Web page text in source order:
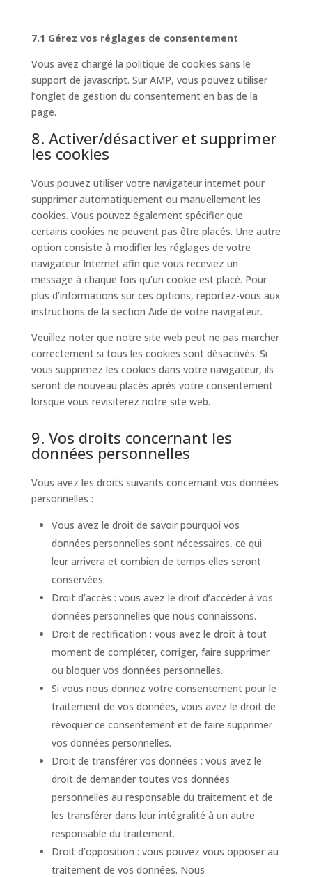
7.1 Gérez vos réglages de consentement
Vous avez chargé la politique de cookies sans le
support de javascript. Sur AMP, vous pouvez utiliser
l’onglet de gestion du consentement en bas de la
page.
8. Activer/désactiver et supprimer
les cookies
Vous pouvez utiliser votre navigateur internet pour
supprimer automatiquement ou manuellement les
cookies. Vous pouvez également spécifier que
certains cookies ne peuvent pas être placés. Une autre
option consiste à modifier les réglages de votre
navigateur Internet afin que vous receviez un
message à chaque fois qu’un cookie est placé. Pour
plus d’informations sur ces options, reportez-vous aux
instructions de la section Aide de votre navigateur.
Veuillez noter que notre site web peut ne pas marcher
correctement si tous les cookies sont désactivés. Si
vous supprimez les cookies dans votre navigateur, ils
seront de nouveau placés après votre consentement
lorsque vous revisiterez notre site web.
9. Vos droits concernant les
données personnelles
Vous avez les droits suivants concernant vos données
personnelles :
Vous avez le droit de savoir pourquoi vos
données personnelles sont nécessaires, ce qui
leur arrivera et combien de temps elles seront
conservées.
Droit d’accès : vous avez le droit d’accéder à vos
données personnelles que nous connaissons.
Droit de rectification : vous avez le droit à tout
moment de compléter, corriger, faire supprimer
ou bloquer vos données personnelles.
Si vous nous donnez votre consentement pour le
traitement de vos données, vous avez le droit de
révoquer ce consentement et de faire supprimer
vos données personnelles.
Droit de transférer vos données : vous avez le
droit de demander toutes vos données
personnelles au responsable du traitement et de
les transférer dans leur intégralité à un autre
responsable du traitement.
Droit d’opposition : vous pouvez vous opposer au
traitement de vos données. Nous